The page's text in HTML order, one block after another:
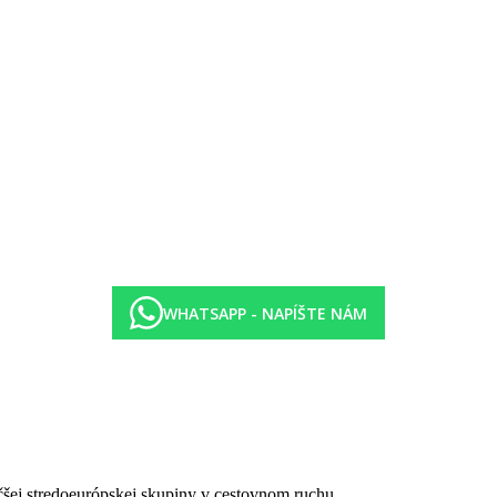
internetom (zdarma), trezorom (zdarma), satelitnou TV a
internetom (zdarma), trezorom (zdarma), satelitnou TV.
WHATSAPP - NAPÍŠTE NÁM